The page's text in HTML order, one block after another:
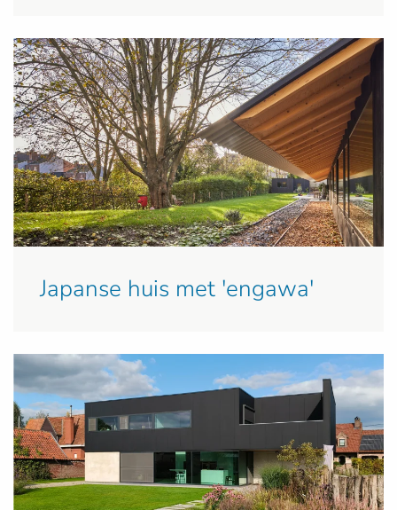
Japanse huis met 'engawa'